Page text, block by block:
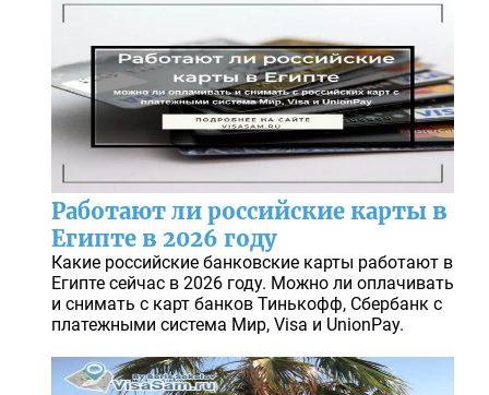
Работают ли российские карты в
Египте в 2026 году
Какие российские банковские карты работают в
Египте сейчас в 2026 году. Можно ли оплачивать
и снимать с карт банков Тинькофф, Сбербанк с
платежными система Мир, Visa и UnionPay.